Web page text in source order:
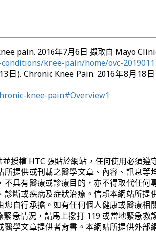
pain. 2016年7月6日 擷取自 Mayo
knee-pain/home/ovc-
日). Chronic Knee Pain. 2016年8月18
knee-pain#Overview1
授權 HTC 張貼於網站，任何使用必須遵
提供或刊載之醫學文章、內容、訊息等
具有醫療或診療目的，亦不得取代任何
斷或疾病及症狀治療。信賴本網站所提
自行承擔。如有任何個人健康或醫療相
急情況，請馬上撥打 119 或當地緊急救
學文章提供者背書。本網站所提供外部